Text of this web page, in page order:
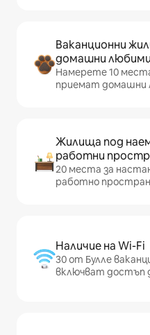
Ваканционни
домашни
Намерете 10
приемат домашни
Жилища под
работни
20 места за
работно
Наличие на Wi-Fi
30 от Булле
включват достъп